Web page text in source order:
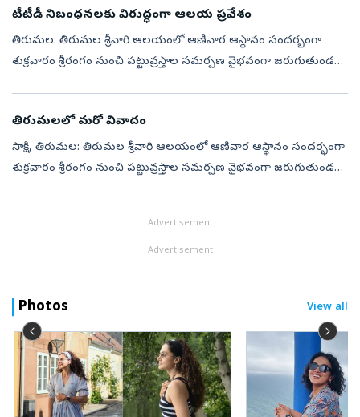
టీటీడీ నిబంధనలకు విరుద్ధంగా ఆలయ ప్రవేశం
తిరుమల: తిరుమల శ్రీవారి ఆలయంలో ఆణివార ఆస్థానం సందర్భంగా
శుక్రవారం శ్రీరంగం నుంచి పట్టువ్రస్తాల సమర్పణ వైభవంగా జరుగుతుండగా,
తిరుమలలో మరో వివాదం
సాక్షి, తిరుమల: తిరుమల శ్రీవారి ఆలయంలో ఆణివార ఆస్థానం సందర్భంగా
శుక్రవారం శ్రీరంగం నుంచి పట్టువ్రస్తాల సమర్పణ వైభవంగా జరుగుతుండగా,
Advertisement
Advertisement
Photos View all